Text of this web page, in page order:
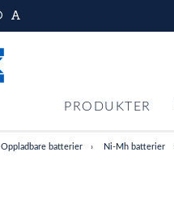
PRODUKTER
Oppladbare batterier Ni-Mh batterier